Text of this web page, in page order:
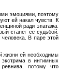
эмоциями, поэтому
ей накал чувств. К
ради эпатажа.
станет ее судьбой.
В паре этой
жизни ей необходимы
в интимных
потому что